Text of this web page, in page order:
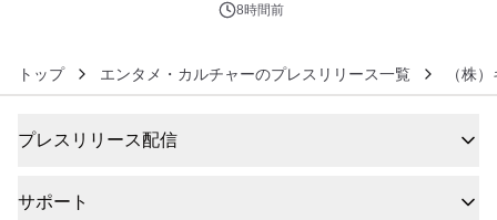
ジ新登場
8時間前
トップ エンタメ・カルチャーのプレスリリース一覧 （株
プレスリリース配信
サポート